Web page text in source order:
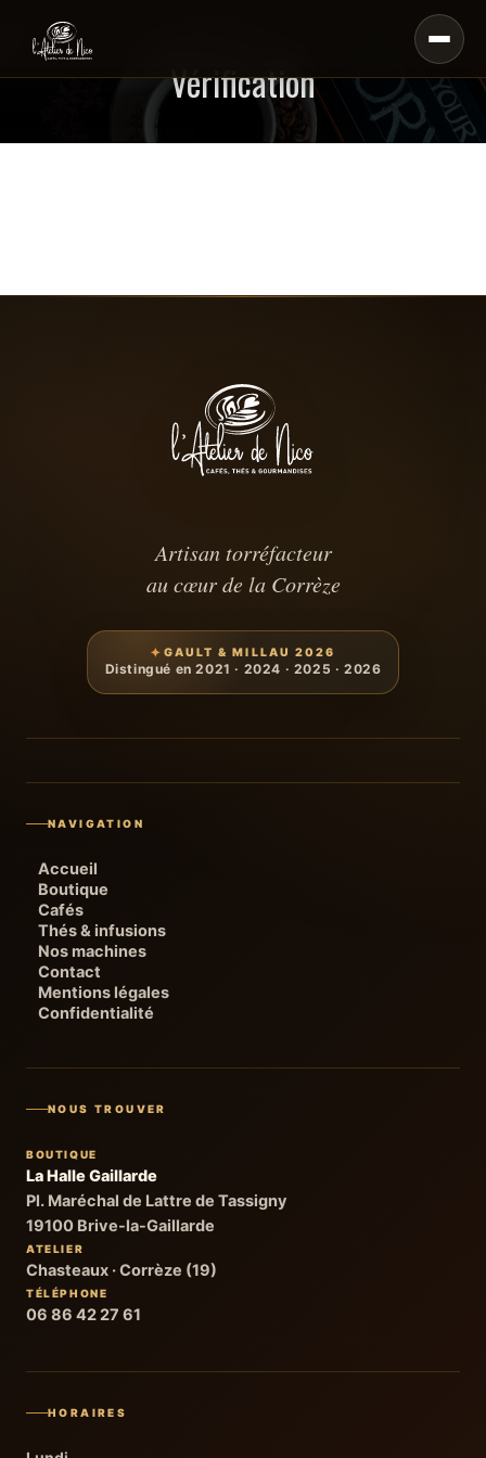
Vérification
Artisan torréfacteur
au cœur de la Corrèze
GAULT & MILLAU 2026
Distingué en 2021 · 2024 · 2025 · 2026
NAVIGATION
Accueil
Boutique
Cafés
Thés & infusions
Nos machines
Contact
Mentions légales
Confidentialité
NOUS TROUVER
BOUTIQUE
La Halle Gaillarde
Pl. Maréchal de Lattre de Tassigny
19100 Brive-la-Gaillarde
ATELIER
Chasteaux · Corrèze (19)
TÉLÉPHONE
06 86 42 27 61
HORAIRES